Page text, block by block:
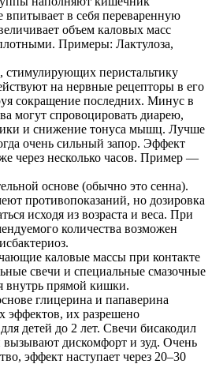
впитывает в себя переваренную
объем каловых масс
Примеры: Лактулоза,
стимулирующих перистальтику
на нервные рецепторы в его
сокращение последних. Минус в
могут спровоцировать диарею,
и снижение тонуса мышц. Лучше
очень сильный запор. Эффект
через несколько часов. Пример —
основе (обычно это сенна).
противопоказаний, но дозировка
исходя из возраста и веса. При
количества возможен
каловые массы при контакте
свечи и специальные смазочные
внутрь прямой кишки.
глицерина и папаверина
эффектов, их разрешено
детей до 2 лет. Свечи бисакодил
дискомфорт и зуд. Очень
эффект наступает через 20–30